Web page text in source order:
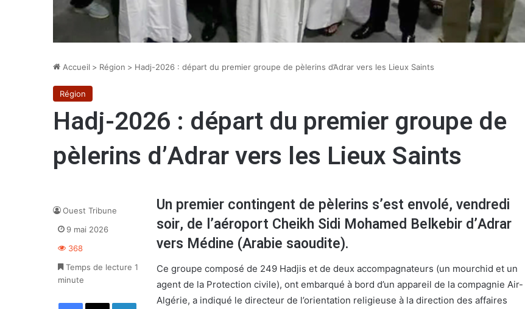
Accueil > Région > Hadj-2026 : départ du premier groupe de pèlerins d’Adrar vers les Lieux Saints
Région
Hadj-2026 : départ du premier groupe de
pèlerins d’Adrar vers les Lieux Saints
Un premier contingent de pèlerins s’est envolé, vendredi
soir, de l’aéroport Cheikh Sidi Mohamed Belkebir d’Adrar
vers Médine (Arabie saoudite).
Ce groupe composé de 249 Hadjis et de deux accompagnateurs (un mourchid et un
agent de la Protection civile), ont embarqué à bord d’un appareil de la compagnie Air-
Algérie, a indiqué le directeur de l’orientation religieuse à la direction des affaires
Ouest Tribune
9 mai 2026
368
Temps de lecture 1
minute
Facebook X Linkedin